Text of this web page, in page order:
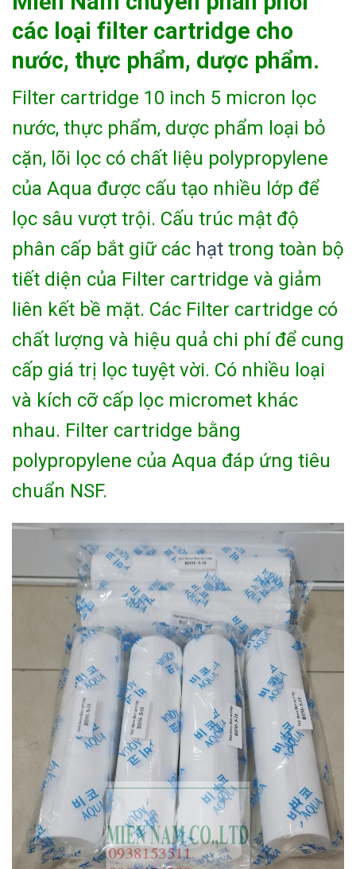
các loại filter cartridge cho
nước, thực phẩm, dược phẩm.
Filter cartridge 10 inch 5 micron lọc
nước, thực phẩm, dược phẩm loại bỏ
cặn, lõi lọc có chất liệu polypropylene
của Aqua được cấu tạo nhiều lớp để
lọc sâu vượt trội. Cấu trúc mật độ
phân cấp bắt giữ các hạt trong toàn bộ
tiết diện của Filter cartridge và giảm
liên kết bề mặt. Các Filter cartridge có
chất lượng và hiệu quả chi phí để cung
cấp giá trị lọc tuyệt vời. Có nhiều loại
và kích cỡ cấp lọc micromet khác
nhau. Filter cartridge bằng
polypropylene của Aqua đáp ứng tiêu
chuẩn NSF.